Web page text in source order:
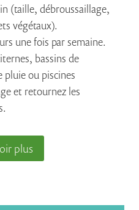
(taille, débroussaillage,
végétaux).
une fois par semaine.
bassins de
pluie ou piscines
et retournez les
plus